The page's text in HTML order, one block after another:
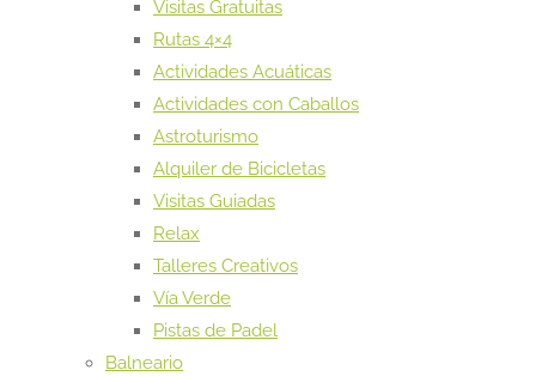
Visitas Gratuitas
Rutas 4×4
Actividades Acuáticas
Actividades con Caballos
Astroturismo
Alquiler de Bicicletas
Visitas Guiadas
Relax
Talleres Creativos
Vía Verde
Pistas de Padel
Balneario